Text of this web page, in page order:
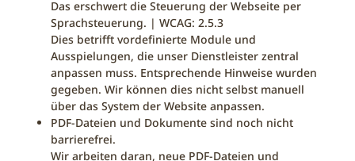
Das erschwert die Steuerung der Webseite per
Sprachsteuerung. | WCAG: 2.5.3
Dies betrifft vordefinierte Module und
Ausspielungen, die unser Dienstleister zentral
anpassen muss. Entsprechende Hinweise wurden
gegeben. Wir können dies nicht selbst manuell
über das System der Website anpassen.
PDF-Dateien und Dokumente sind noch nicht
barrierefrei.
Wir arbeiten daran, neue PDF-Dateien und